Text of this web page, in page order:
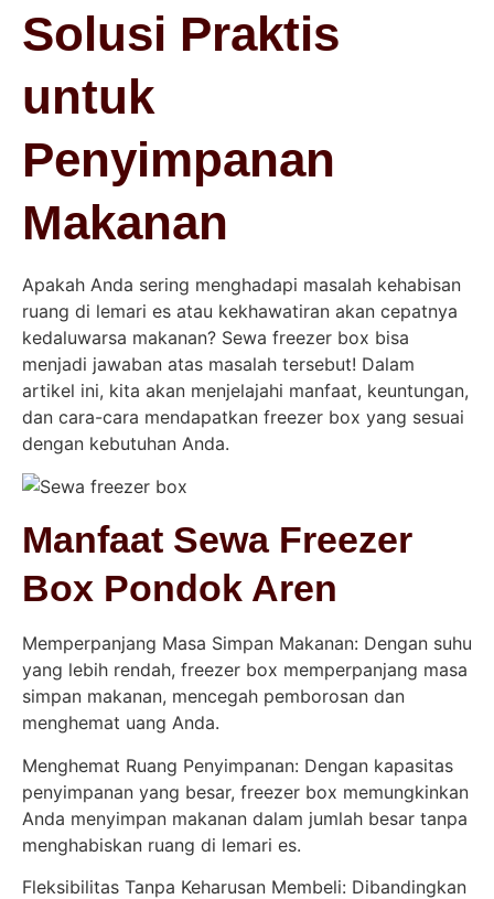
Solusi Praktis
untuk
Penyimpanan
Makanan
Apakah Anda sering menghadapi masalah kehabisan
ruang di lemari es atau kekhawatiran akan cepatnya
kedaluwarsa makanan? Sewa freezer box bisa
menjadi jawaban atas masalah tersebut! Dalam
artikel ini, kita akan menjelajahi manfaat, keuntungan,
dan cara-cara mendapatkan freezer box yang sesuai
dengan kebutuhan Anda.
Manfaat Sewa Freezer
Box Pondok Aren
Memperpanjang Masa Simpan Makanan: Dengan suhu
yang lebih rendah, freezer box memperpanjang masa
simpan makanan, mencegah pemborosan dan
menghemat uang Anda.
Menghemat Ruang Penyimpanan: Dengan kapasitas
penyimpanan yang besar, freezer box memungkinkan
Anda menyimpan makanan dalam jumlah besar tanpa
menghabiskan ruang di lemari es.
Fleksibilitas Tanpa Keharusan Membeli: Dibandingkan